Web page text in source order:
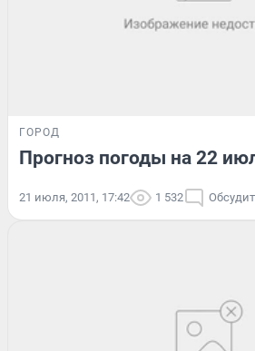
ГОРОД
Прогноз погоды на 22
21 июля, 2011, 17:42 1 532